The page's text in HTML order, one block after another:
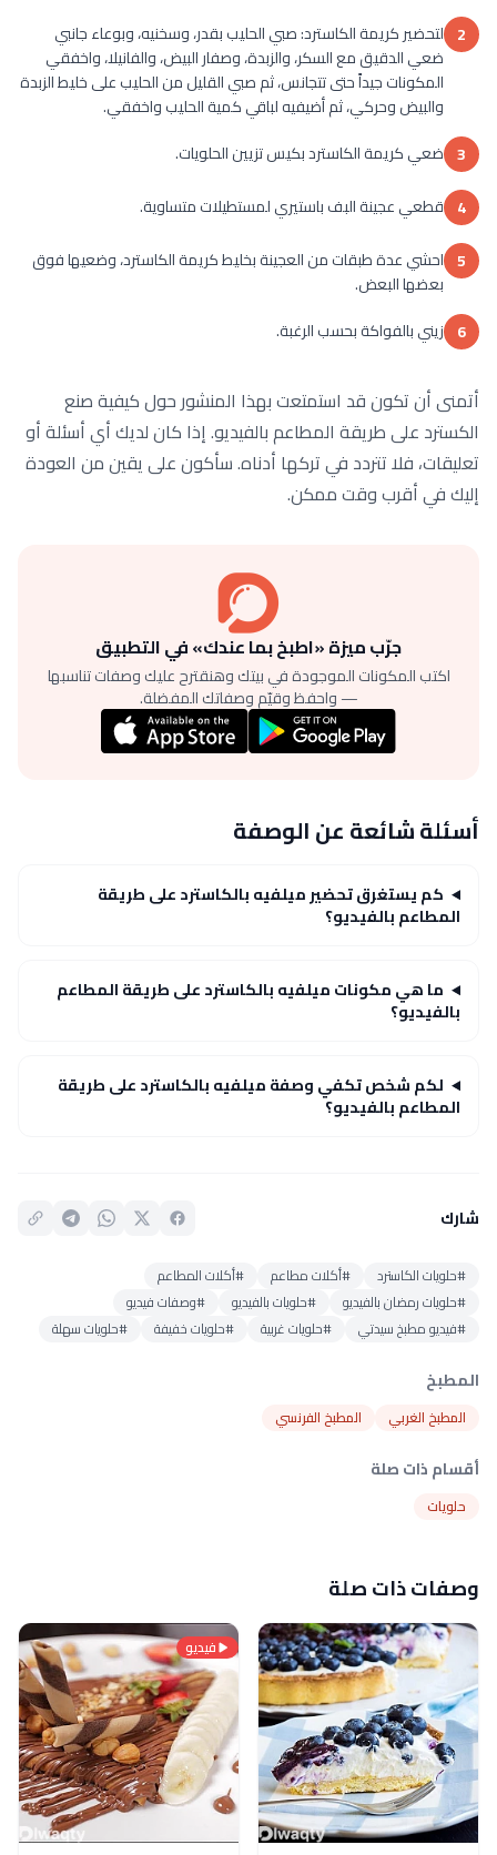
2 لتحضير كريمة الكاسترد: صبي الحليب بقدر، وسخنيه، وبوعاء جانبي
ضعي الدقيق مع السكر، والزبدة، وصفار البيض، والفانيلا، واخفقي
المكونات جيداً حتى تتجانس، ثم صبي القليل من الحليب على خليط الزبدة
والبيض وحركي، ثم أضيفيه لباقي كمية الحليب واخفقي.
3 ضعي كريمة الكاسترد بكيس تزيين الحلويات.
4 قطعي عجينة البف باستيري لمستطيلات متساوية.
5 احشي عدة طبقات من العجينة بخليط كريمة الكاسترد، وضعيها فوق
بعضها البعض.
6 زيني بالفواكة بحسب الرغبة.
أتمنى أن تكون قد استمتعت بهذا المنشور حول كيفية صنع
الكسترد على طريقة المطاعم بالفيديو. إذا كان لديك أي أسئلة أو
تعليقات، فلا تتردد في تركها أدناه. سأكون على يقين من العودة
إليك في أقرب وقت ممكن.
جرّب ميزة «اطبخ بما عندك» في التطبيق
اكتب المكونات الموجودة في بيتك وهنقترح عليك وصفات تناسبها
— واحفظ وقيّم وصفاتك المفضلة.
أسئلة شائعة عن الوصفة
كم يستغرق تحضير ميلفيه بالكاسترد على طريقة
المطاعم بالفيديو؟
ما هي مكونات ميلفيه بالكاسترد على طريقة المطاعم
بالفيديو؟
لكم شخص تكفي وصفة ميلفيه بالكاسترد على طريقة
المطاعم بالفيديو؟
شارك
#حلويات الكاسترد #أكلات مطاعم
#أكلات المطاعم
#حلويات رمضان بالفيديو
#حلويات بالفيديو
#وصفات فيديو
#فيديو مطبخ سيدتي
#حلويات غربية #حلويات خفيفة #حلويات سهلة
المطبخ
المطبخ الغربي المطبخ الفرنسي
أقسام ذات صلة
حلويات
وصفات ذات صلة
فيديو